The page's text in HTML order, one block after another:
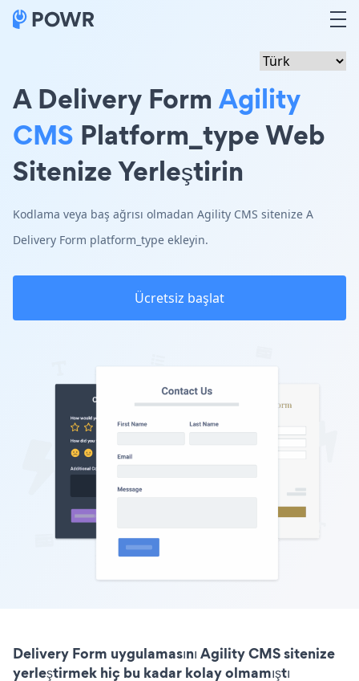
A Delivery Form Agility
CMS Platform_type Web
Sitenize Yerleştirin
Kodlama veya baş ağrısı olmadan Agility CMS sitenize A
Delivery Form platform_type ekleyin.
Ücretsiz başlat
Delivery Form uygulamasını Agility CMS sitenize
yerleştirmek hiç bu kadar kolay olmamıştı